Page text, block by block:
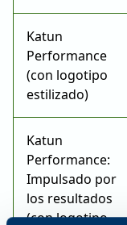
Katun
Performance
(con logotipo
estilizado)
Katun
Performance:
Impulsado por
los resultados
(con logotipo